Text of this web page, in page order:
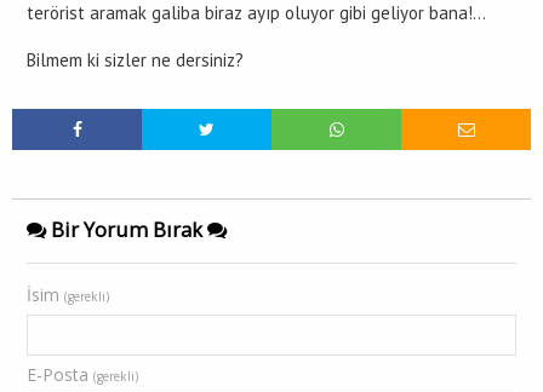
terörist aramak galiba biraz ayıp oluyor gibi geliyor bana!…
Bilmem ki sizler ne dersiniz?
Bir Yorum Bırak
İsim (gerekli)
E-Posta (gerekli)